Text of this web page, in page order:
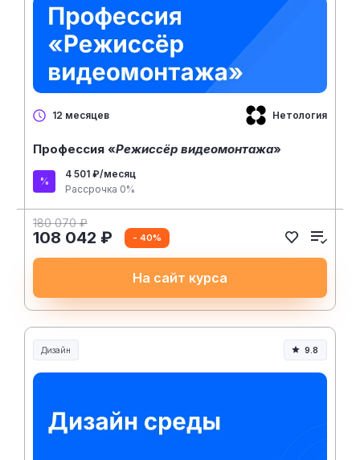
12 месяцев Нетология
Профессия «Режиссёр видеомонтажа»
4 501 ₽/месяц
Рассрочка 0%
180 070 ₽
108 042 ₽ - 40%
На сайт курса
Дизайн 9.8